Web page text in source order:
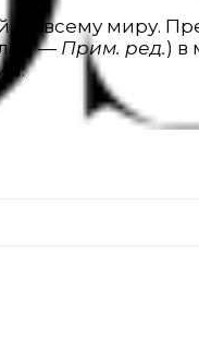
по всему миру.
— Прим. ред.) в